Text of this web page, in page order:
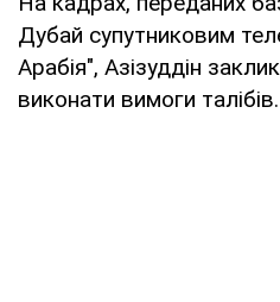
Дубай супутниковим
Арабія", Азізуддін
виконати вимоги талібів.